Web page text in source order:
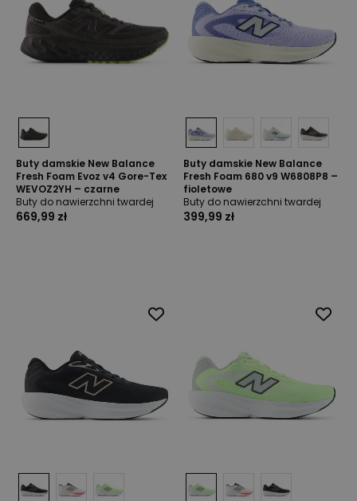
Buty damskie New Balance
Fresh Foam Evoz v4 Gore-Tex
WEVOZ2YH – czarne
Buty do nawierzchni twardej
669,99 zł
Buty damskie New Balance
Fresh Foam 680 v9 W6808P8 –
fioletowe
Buty do nawierzchni twardej
399,99 zł